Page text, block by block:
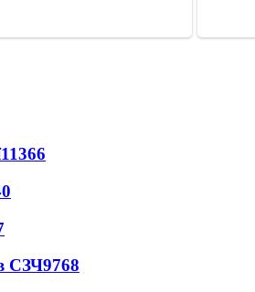
11366
СЗЧ9768